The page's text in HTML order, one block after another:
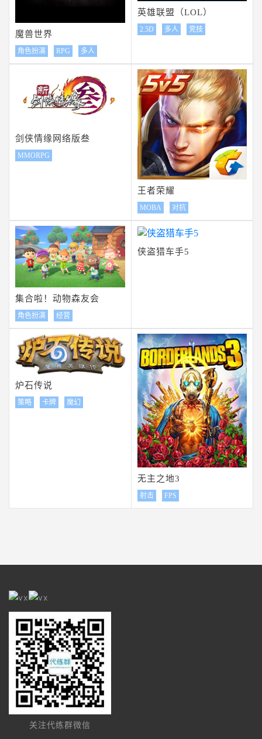
魔兽世界
角色扮演 RPG 多人
英雄联盟（LOL）
2.5D 多人 竞技
剑侠情缘网络版叁
MMORPG
王者荣耀
MOBA 对抗
集合啦！动物森友会
角色扮演 经营
侠盗猎车手5
炉石传说
策略 卡牌 魔幻
无主之地3
射击 FPS
关注代练群微信